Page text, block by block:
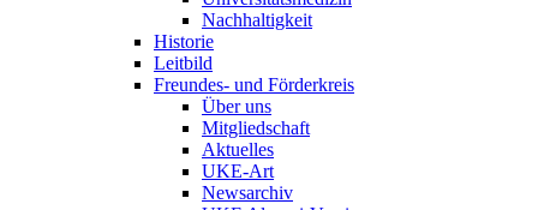
Nachhaltigkeit
Historie
Leitbild
Freundes- und Förderkreis
Über uns
Mitgliedschaft
Aktuelles
UKE-Art
Newsarchiv